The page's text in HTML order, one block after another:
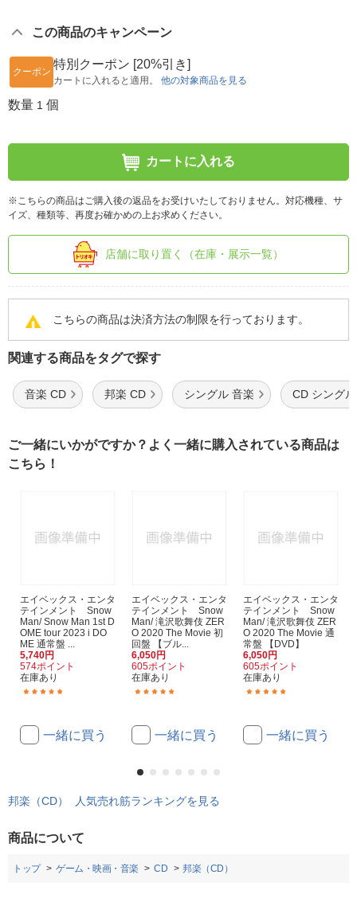
この商品のキャンペーン
クーポン
特別クーポン [20%引き]
カートに入れると適用。 他の対象商品を見る
数量 1 個
カートに入れる
※こちらの商品はご購入後の返品をお受けいたしておりません。対応機種、サ
イズ、種類等、再度お確かめの上お求めください。
店舗に取り置く（在庫・展示一覧）
こちらの商品は決済方法の制限を行っております。
関連する商品をタグで探す
音楽 CD 邦楽 CD シングル 音楽 CD シングル
ご一緒にいかがですか？よく一緒に購入されている商品は
こちら！
エイベックス・エンタ
テインメント Snow
Man/ Snow Man 1st D
OME tour 2023 i DO
ME 通常盤 ...
5,740円
574ポイント
在庫あり
一緒に買う
エイベックス・エンタ
テインメント Snow
Man/ 滝沢歌舞伎 ZER
O 2020 The Movie 初
回盤 【ブル...
6,050円
605ポイント
在庫あり
一緒に買う
エイベックス・エンタ
テインメント Snow
Man/ 滝沢歌舞伎 ZER
O 2020 The Movie 通
常盤 【DVD】
6,050円
605ポイント
在庫あり
一緒に買う
邦楽（CD） 人気売れ筋ランキングを見る
商品について
トップ ゲーム・映画・音楽 CD 邦楽（CD）